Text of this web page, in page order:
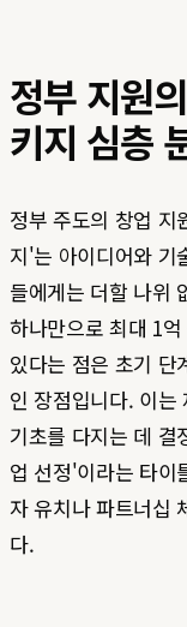
정부 지원
키지 심층
정부 주도의 창업 지
지'는 아이디어와 기
들에게는 더할 나위
하나만으로 최대 1
있다는 점은 초기 단
인 장점입니다. 이는
기초를 다지는 데
업 선정'이라는 타이
자 유치나 파트너십
다.